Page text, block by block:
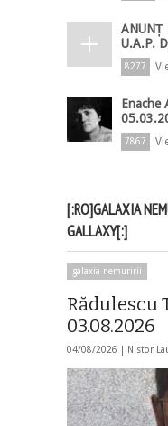
U.A.P.
8277
Enache
7867
[:RO]GALAXIA
GALLAXY[:]
galaxia nemuririi
Rădulescu
03.08.2026
04/08/2026 | Nistor